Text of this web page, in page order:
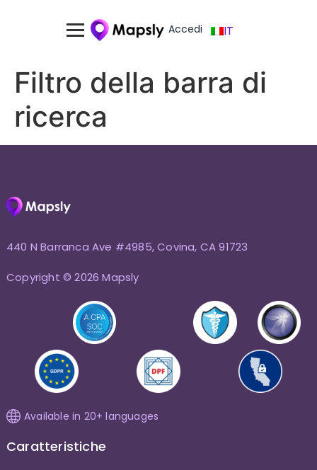
Accedi IT
Filtro della barra di
ricerca
440 N Barranca Ave #4985, Covina, CA 91723
Copyright © 2026 Mapsly
Available in 20+ languages
Caratteristiche